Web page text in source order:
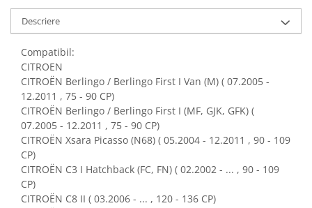
Laptopuri si Accesorii
Telefoane Mobile & accesorii
Wearable & Gadgeturi
Electrocasnice & Climatizare
Accesorii si piese masini spalat
rufe si uscatoare
Accesorii si piese masini spalat
vase
Aparate Frigorifice
Aparate Racire Aer
Aragaze si cuptoare cu microunde
Descriere
Compatibil:
CITROEN
CITROËN Berlingo / Berlingo First I Van (M) ( 07.2005 -
12.2011 , 75 - 90 CP)
CITROËN Berlingo / Berlingo First I (MF, GJK, GFK) (
07.2005 - 12.2011 , 75 - 90 CP)
CITROËN Xsara Picasso (N68) ( 05.2004 - 12.2011 , 90 - 109
CP)
CITROËN C3 I Hatchback (FC, FN) ( 02.2002 - ... , 90 - 109
CP)
CITROËN C8 II ( 03.2006 - ... , 120 - 136 CP)